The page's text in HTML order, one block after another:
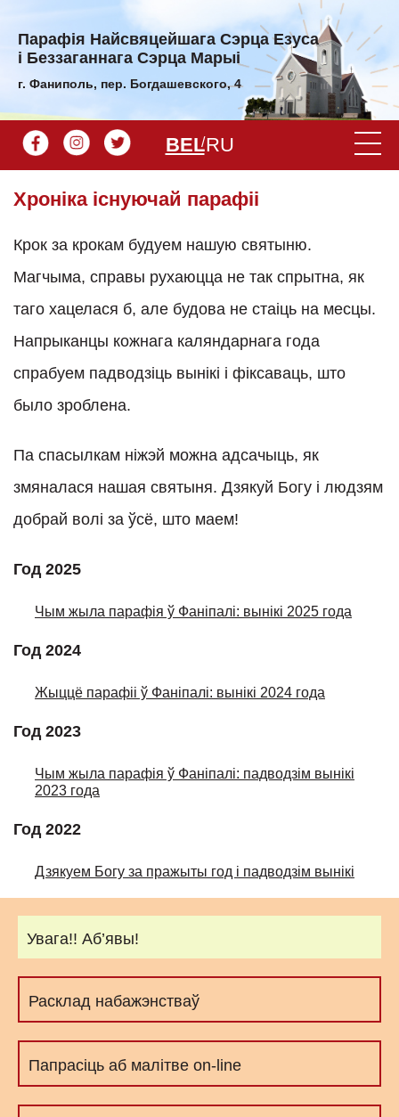
Парафiя Найсвяцейшага Сэрца Езуса
і Беззаганнага Сэрца Марыі
г. Фаниполь, пер. Богдашевского, 4
BELRU
Увага!! Аб’явы!
Расклад набажэнстваў
Папрасіць аб малітве on-line
Хроніка існуючай парафіі
Крок за крокам будуем нашую святыню.
Магчыма, справы рухаюцца не так спрытна, як
таго хацелася б, але будова не стаіць на месцы.
Напрыканцы кожнага каляндарнага года
спрабуем падводзіць вынікі і фіксаваць, што
было зроблена.
Па спасылкам ніжэй можна адсачыць, як
змяналася нашая святыня. Дзякуй Богу і людзям
добрай волі за ўсё, што маем!
Год 2025
Чым жыла парафія ў Фаніпалі: вынікі 2025 года
Год 2024
Жыццё парафіі ў Фаніпалі: вынікі 2024 года
Год 2023
Чым жыла парафія ў Фаніпалі: падводзім вынікі
2023 года
Год 2022
Дзякуем Богу за пражыты год і падводзім вынікі